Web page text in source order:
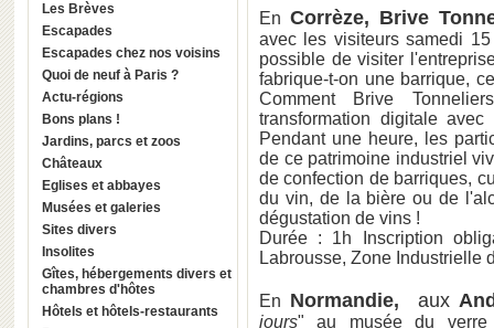
Les Brèves
Escapades
Escapades chez nos voisins
Quoi de neuf à Paris ?
Actu-régions
Bons plans !
Jardins, parcs et zoos
Châteaux
Eglises et abbayes
Musées et galeries
Sites divers
Insolites
Gîtes, hébergements divers et
chambres d'hôtes
Hôtels et hôtels-restaurants
EnCorrèze, Brive
avec les visiteurs samedi
possible de visiter
fabrique-t-on une barrique,
Comment Brive
transformation digitale
Pendant une heure, les
de ce patrimoine industriel
de confection de barriques,
du vin, de la bière ou de
dégustation de vins !
Durée : 1h Inscription
Labrousse, Zone Industrielle
En Normandie, aux
jours" au musée du